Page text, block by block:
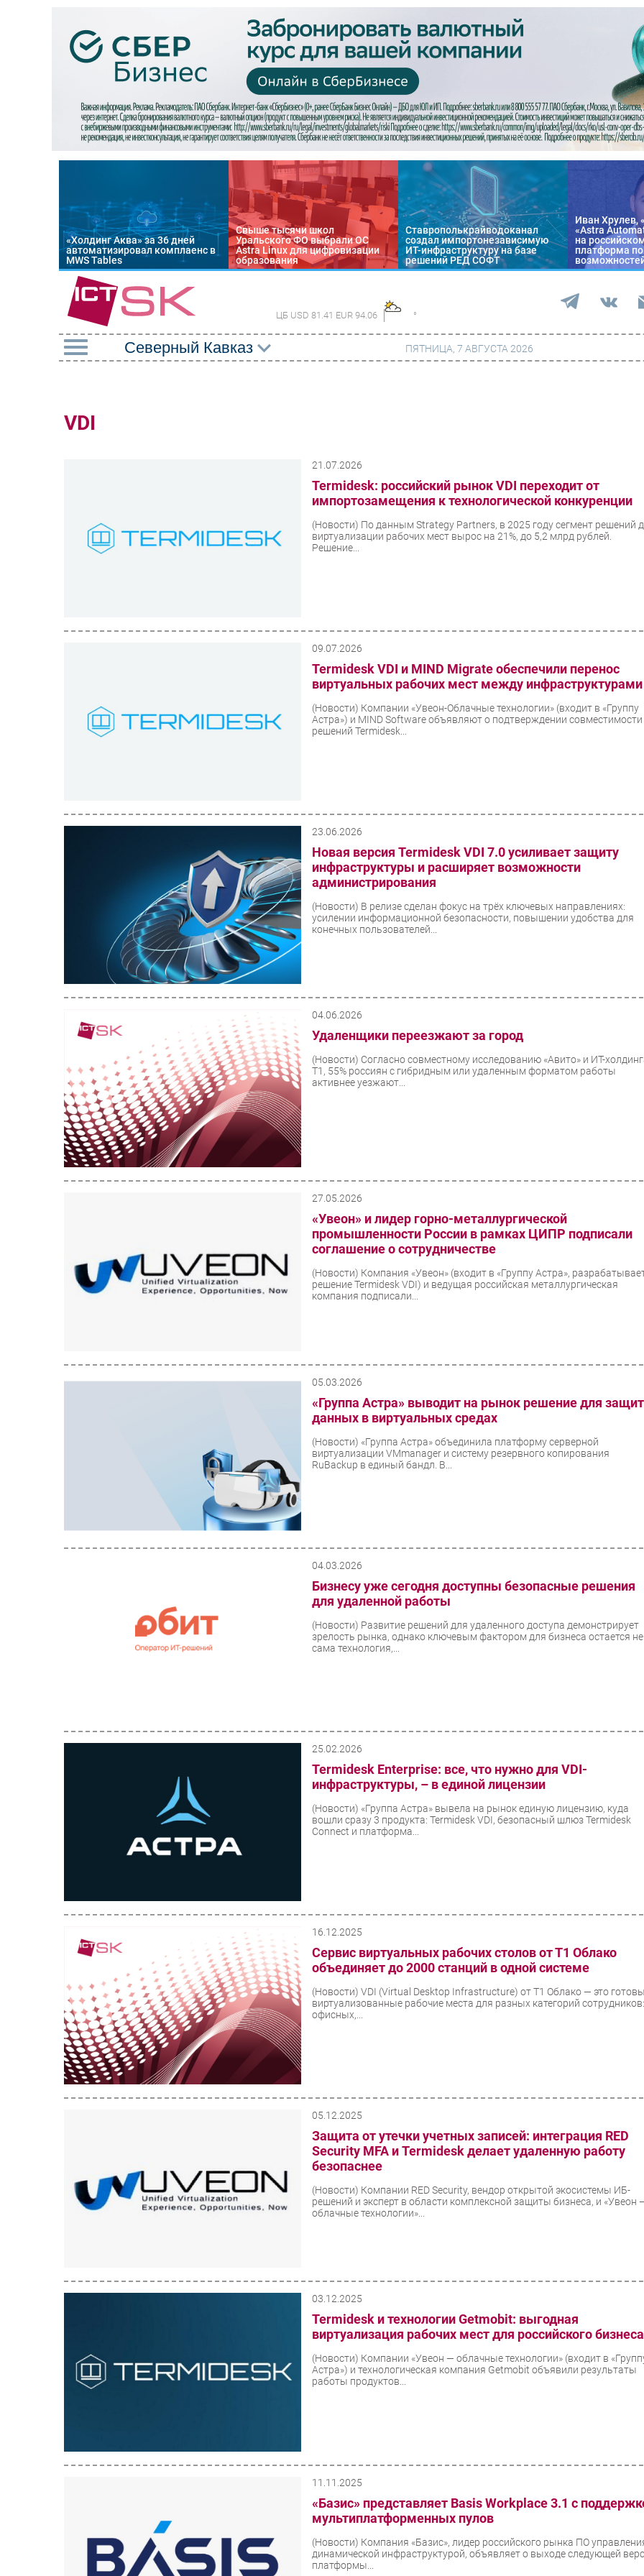
«Холдинг Аква» за 36 дней
автоматизировал комплаенс в
MWS Tables
Свыше тысячи школ
Уральского ФО выбрали ОС
Astra Linux для цифровизации
образования
Ставрополькрайводоканал
создал импортонезависимую
ИТ-инфраструктуру на базе
решений РЕД СОФТ
Иван Хрулев,
«Astra
на
платформа по
ЦБ USD 81.41 EUR 94.06 °
Импорто­замещение
Фиксированная связь
Интеграция
Оборудование
Outsourcing
Кадры
Инновации
CIO/Управление ИТ
Гаджеты
ПЯТНИЦА, 7 АВГУСТА 2026
VDI
21.07.2026
Termidesk: российский рынок VDI переходит от
импортозамещения к технологической конкуренции
(Новости) По данным Strategy Partners, в 2025 году сегмент решений
виртуализации рабочих мест вырос на 21%, до 5,2 млрд рублей.
Решение...
09.07.2026
Termidesk VDI и MIND Migrate обеспечили перенос
виртуальных рабочих мест между инфраструктурами
(Новости) Компании «Увеон-Облачные технологии» (входит в «Группу
Астра») и MIND Software объявляют о подтверждении совместимости
решений Termidesk...
23.06.2026
Новая версия Termidesk VDI 7.0 усиливает защиту
инфраструктуры и расширяет возможности
администрирования
(Новости) В релизе сделан фокус на трёх ключевых направлениях:
усилении информационной безопасности, повышении удобства для
конечных пользователей...
04.06.2026
Удаленщики переезжают за город
(Новости) Согласно совместному исследованию «Авито» и ИТ-
Т1, 55% россиян с гибридным или удаленным форматом работы
активнее уезжают...
27.05.2026
«Увеон» и лидер горно-металлургической
промышленности России в рамках ЦИПР подписали
соглашение о сотрудничестве
(Новости) Компания «Увеон» (входит в «Группу Астра»,
решение Termidesk VDI) и ведущая российская металлургическая
компания подписали...
05.03.2026
«Группа Астра» выводит на рынок решение для
данных в виртуальных средах
(Новости) «Группа Астра» объединила платформу серверной
виртуализации VMmanager и систему резервного копирования
RuBackup в единый бандл. В...
04.03.2026
Бизнесу уже сегодня доступны безопасные решения
для удаленной работы
(Новости) Развитие решений для удаленного доступа демонстрирует
зрелость рынка, однако ключевым фактором для бизнеса остается не
сама технология,...
25.02.2026
Termidesk Enterprise: все, что нужно для VDI-
инфраструктуры, – в единой лицензии
(Новости) «Группа Астра» вывела на рынок единую лицензию, куда
вошли сразу 3 продукта: Termidesk VDI, безопасный шлюз Termidesk
Connect и платформа...
16.12.2025
Сервис виртуальных рабочих столов от Т1 Облако
объединяет до 2000 станций в одной системе
(Новости)VDI (Virtual Desktop Infrastructure) от Т1 Облако — это
виртуализованные рабочие места для разных категорий
офисных,...
05.12.2025
Защита от утечки учетных записей: интеграция RED
Security MFA и Termidesk делает удаленную работу
безопаснее
(Новости) Компании RED Security, вендор открытой экосистемы ИБ-
решений и эксперт в области комплексной защиты бизнеса, и «Увеон
облачные технологии»...
03.12.2025
Termidesk и технологии Getmobit: выгодная
виртуализация рабочих мест для российского бизнеса
(Новости) Компании «Увеон — облачные технологии» (входит в
Астра») и технологическая компания Getmobit объявили результаты
работы продуктов...
11.11.2025
«Базис» представляет Basis Workplace 3.1 с
мультиплатформенных пулов
(Новости) Компания «Базис», лидер российского рынка ПО
динамической инфраструктурой, объявляет о выходе следующей
платформы...